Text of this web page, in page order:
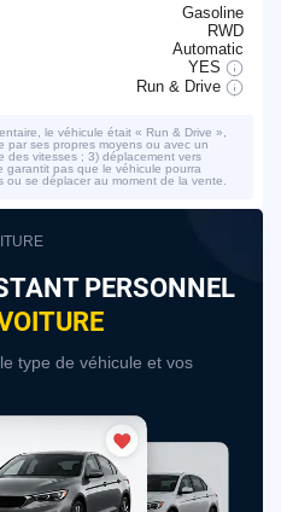
Gasoline
RWD
Automatic
YES
Run & Drive
le véhicule était « Run & Drive »,
par ses propres moyens ou avec un
des vitesses ; 3) déplacement vers
garantit pas que le véhicule pourra
ou se déplacer au moment de la vente.
PERSONNEL
type de véhicule et vos